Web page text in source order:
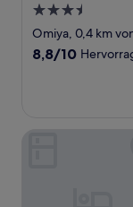
3.5-
Sterne-
Unterkunft
Omiya, 0,4 km
8.8
Bewertungen)
8,8/10